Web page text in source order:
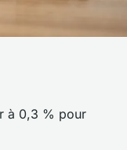
à 0,3 % pour